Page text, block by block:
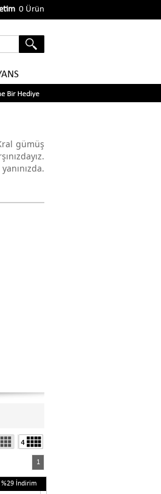
0 Ürün
gümüş
1
%29 İndirim